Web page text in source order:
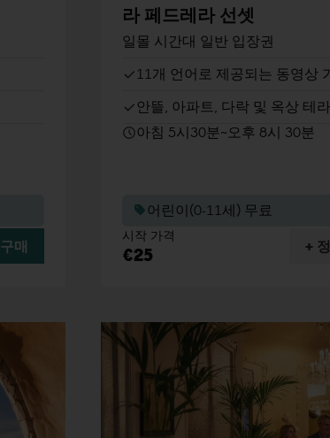
구매
라 페드레라 선셋
일몰 시간대 일반 입장권
11개 언어로 제공되는 동영상
안뜰, 아파트, 다락 및 옥상 테
아침 5시30분~오후 8시 30분
어린이(0-11세) 무료
시작 가격
€25 +